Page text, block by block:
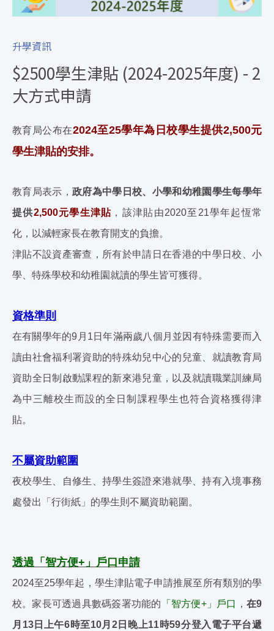
升學資訊
$2500學生津貼 (2024-2025年度) - 2
大方式申請
教育局公布在2024至25學年為日校學生提供2,500元
學生津貼的安排。
教育局表示， 政府為中學日校、小學和幼稚園學生每學年
提供2,500元學生津貼 ，該津貼由2020至21學年起恆常
化，以減輕家長在教育開支的負擔。
津貼不設資產審查，所有於申請日在香港的中學日校、小
學、特殊學校和幼稚園就讀的學生皆可獲得。
資格準則
在有關學年的9月1日年滿兩歲八個月並因有特殊需要而入
讀由社會福利署資助的特殊幼兒中心的兒童、就讀教育局
資助全日制啟動課程的新來港兒童，以及就讀職業訓練局
為中三離校生而設的全日制課程學生也符合資格獲得津
貼。
不屬資助範圍
夜校學生、自修生、持學生簽證來港就學、持有入境事務
處發出「行街紙」的學生則不屬資助範圍。
透過「智方便+ 」戶口申請
2024至25學年起，學生津貼電子申請推展至所有類別的學
校。家長可透過具數碼簽署功能的 「智方便+」戶口 ， 在9
月13日上午6時至10月2日晚上11時59分登入電子平台遞